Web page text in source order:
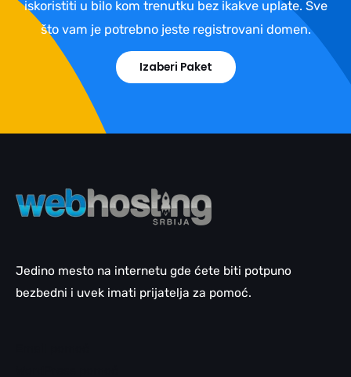
iskoristiti u bilo kom trenutku bez ikakve uplate. Sve
što vam je potrebno jeste registrovani domen.
Izaberi Paket
Jedino mesto na internetu gde ćete biti potpuno
bezbedni i uvek imati prijatelja za pomoć.